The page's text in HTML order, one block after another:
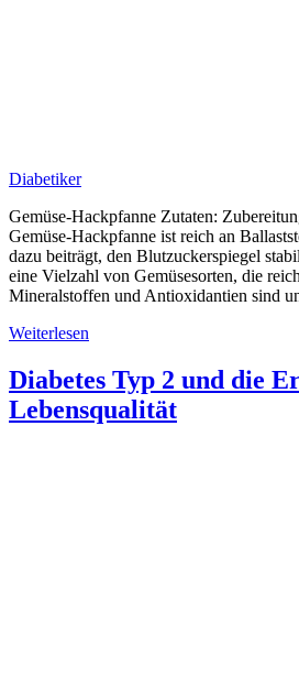
Diabetiker
Gemüse-Hackpfanne Zutaten:
Gemüse-Hackpfanne ist reich an
dazu beiträgt, den Blutzuckerspiegel
eine Vielzahl von Gemüsesorten, die
Mineralstoffen und Antioxidantien sind
Weiterlesen
Diabetes Typ 2 und die
Lebensqualität